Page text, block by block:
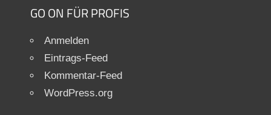
GO ON FÜR PROFIS
Anmelden
Eintrags-Feed
Kommentar-Feed
WordPress.org